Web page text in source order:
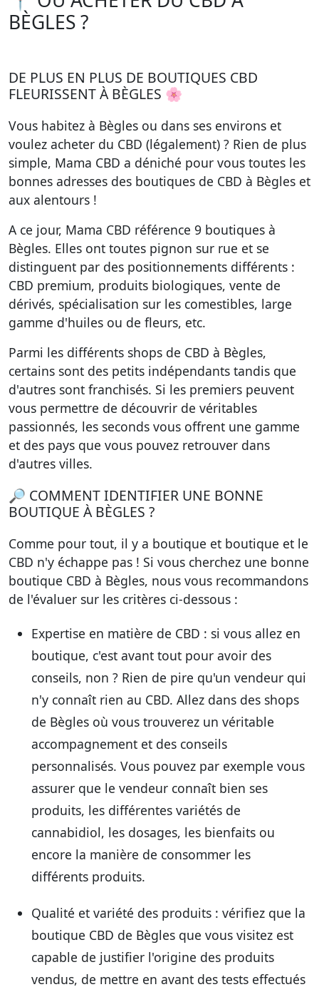
BÈGLES ?
DE PLUS EN PLUS DE BOUTIQUES CBD
FLEURISSENT À BÈGLES 🌸
Vous habitez à Bègles ou dans ses environs et
voulez acheter du CBD (légalement) ? Rien de plus
simple, Mama CBD a déniché pour vous toutes les
bonnes adresses des boutiques de CBD à Bègles et
aux alentours !
A ce jour, Mama CBD référence 9 boutiques à
Bègles. Elles ont toutes pignon sur rue et se
distinguent par des positionnements différents :
CBD premium, produits biologiques, vente de
dérivés, spécialisation sur les comestibles, large
gamme d'huiles ou de fleurs, etc.
Parmi les différents shops de CBD à Bègles,
certains sont des petits indépendants tandis que
d'autres sont franchisés. Si les premiers peuvent
vous permettre de découvrir de véritables
passionnés, les seconds vous offrent une gamme
et des pays que vous pouvez retrouver dans
d'autres villes.
🔎 COMMENT IDENTIFIER UNE BONNE
BOUTIQUE À BÈGLES ?
Comme pour tout, il y a boutique et boutique et le
CBD n'y échappe pas ! Si vous cherchez une bonne
boutique CBD à Bègles, nous vous recommandons
de l'évaluer sur les critères ci-dessous :
Expertise en matière de CBD : si vous allez en
boutique, c'est avant tout pour avoir des
conseils, non ? Rien de pire qu'un vendeur qui
n'y connaît rien au CBD. Allez dans des shops
de Bègles où vous trouverez un véritable
accompagnement et des conseils
personnalisés. Vous pouvez par exemple vous
assurer que le vendeur connaît bien ses
produits, les différentes variétés de
cannabidiol, les dosages, les bienfaits ou
encore la manière de consommer les
différents produits.
Qualité et variété des produits : vérifiez que la
boutique CBD de Bègles que vous visitez est
capable de justifier l'origine des produits
vendus, de mettre en avant des tests effectués